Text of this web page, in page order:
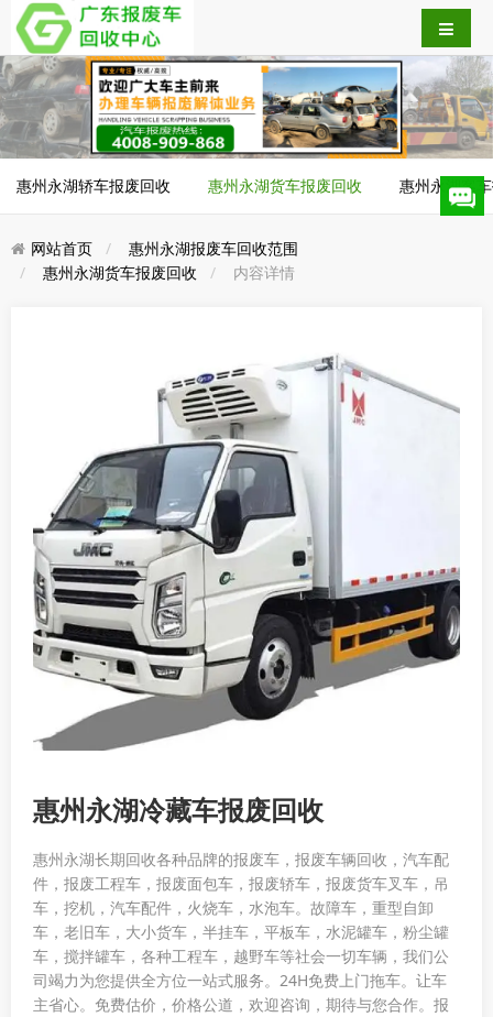
惠州永湖轿车报废回收 惠州永湖货车报废回收 惠州永湖客
网站首页
惠州永湖报废车回收范围
惠州永湖货车报废回收
内容详情
惠州永湖冷藏车报废回收
惠州永湖长期回收各种品牌的报废车，报废车辆回收，汽车配
件，报废工程车，报废面包车，报废轿车，报废货车叉车，吊
车，挖机，汽车配件，火烧车，水泡车。故障车，重型自卸
车，老旧车，大小货车，半挂车，平板车，水泥罐车，粉尘罐
车，搅拌罐车，各种工程车，越野车等社会一切车辆，我们公
司竭力为您提供全方位一站式服务。24H免费上门拖车。让车
主省心。免费估价，价格公道，欢迎咨询，期待与您合作。报